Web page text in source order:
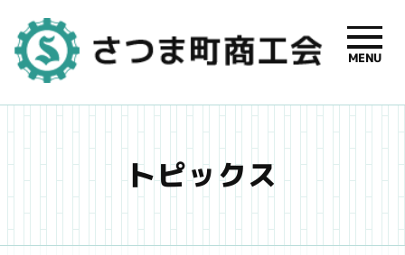
さつま町商
工会【公式】
| 鹿児島県
さつま町の
MENU
トピックス